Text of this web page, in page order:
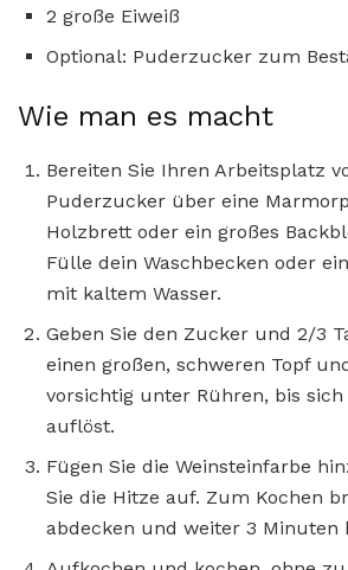
2 große Eiweiß
Optional: Puderzucker zum
Wie man es macht
Bereiten Sie Ihren Arbeitsplatz
Puderzucker über eine
Holzbrett oder ein großes
Fülle dein Waschbecken oder
mit kaltem Wasser.
Geben Sie den Zucker und 2/3
einen großen, schweren Topf
vorsichtig unter Rühren, bis
auflöst.
Fügen Sie die Weinsteinfarbe
Sie die Hitze auf. Zum Kochen
abdecken und weiter 3 Minuten